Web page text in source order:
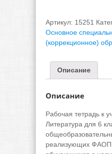
Артикул: 15251
Основное
(коррекционное)
Описание
Описание
Рабочая тетрадь к
Литература для 6
реализующих